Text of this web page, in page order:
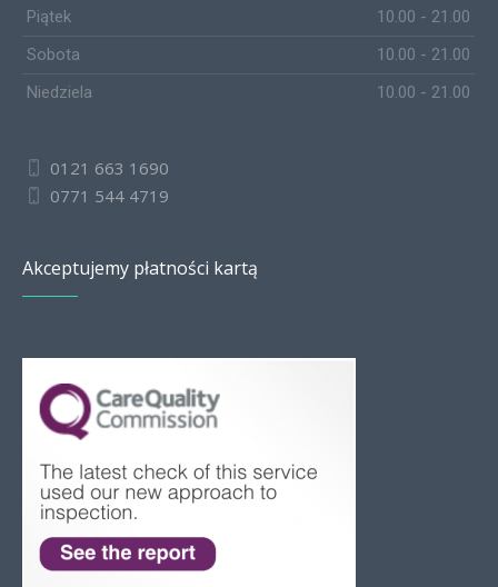
Piątek
10.00 - 21.00
Sobota
10.00 - 21.00
Niedziela
10.00 - 21.00
0121 663 1690
0771 544 4719
Akceptujemy płatności kartą
Romanian
Slovak